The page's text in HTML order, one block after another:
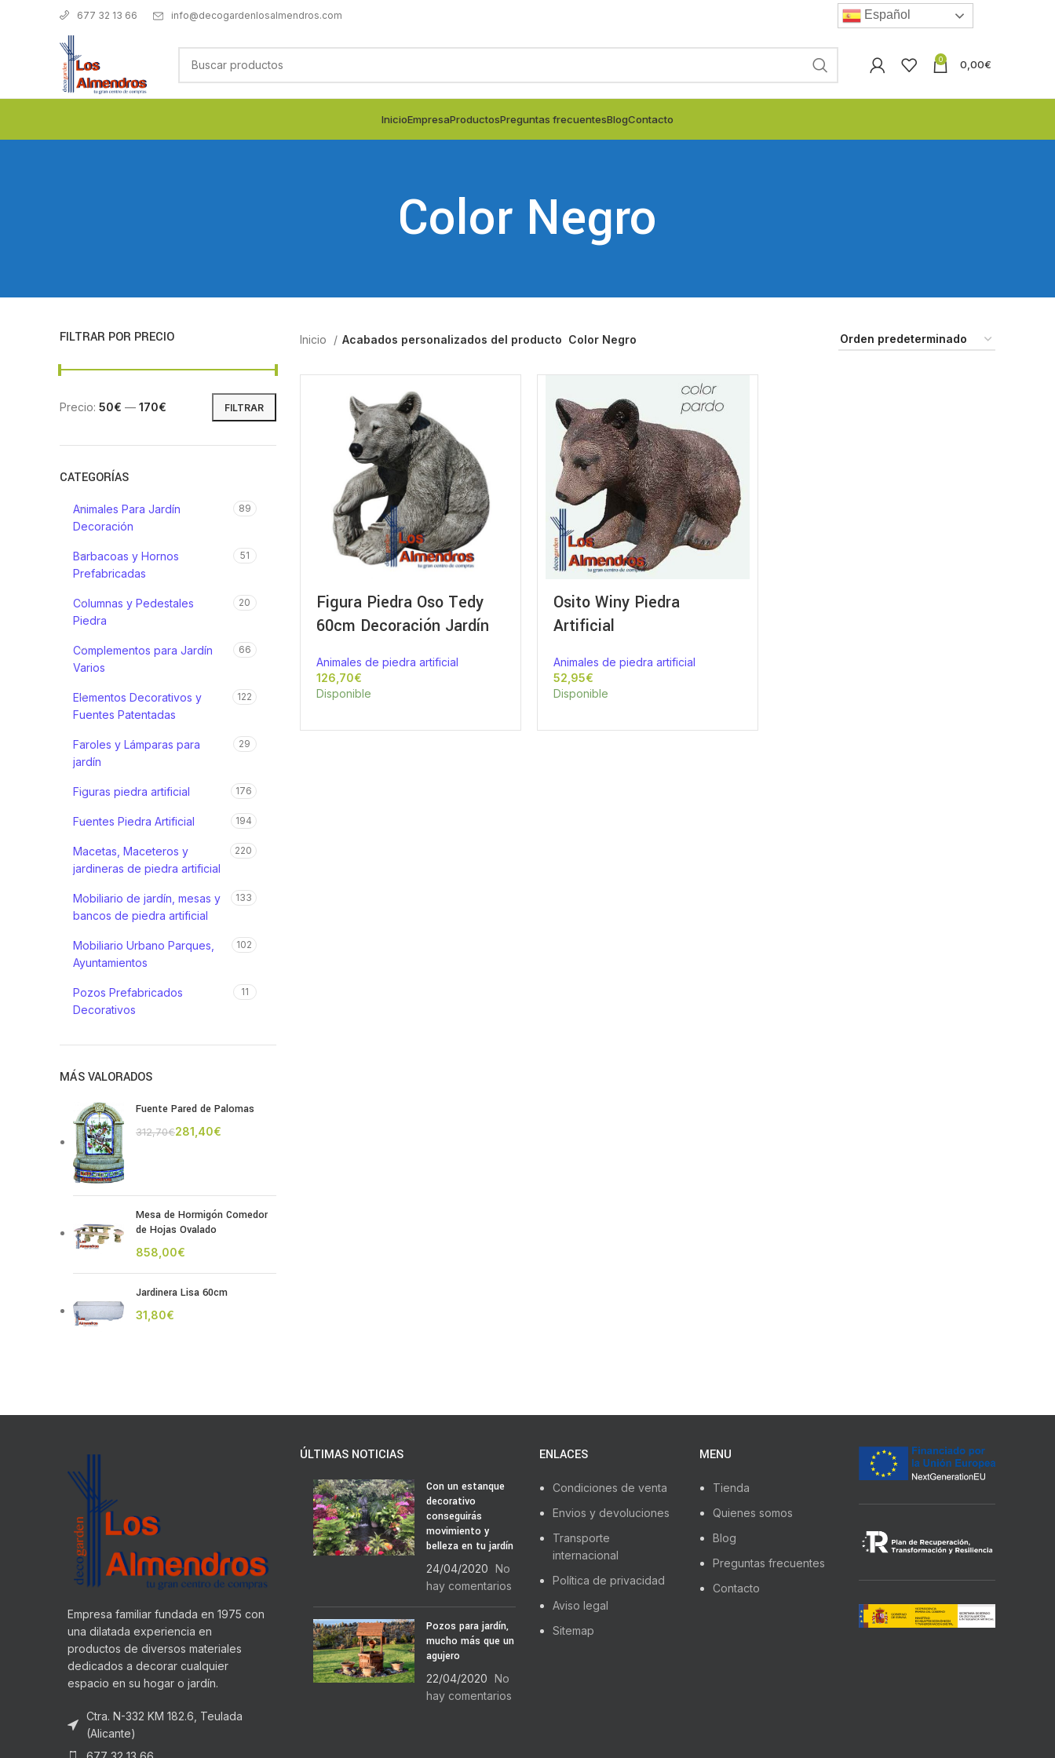
677 32 13 66 info@decogardenlosalmendros.com Español
0 0,00€
InicioEmpresaProductosPreguntas frecuentesBlogContacto
Color Negro
FILTRAR POR PRECIO
FILTRAR
Precio: 50€ — 170€
CATEGORÍAS
Animales Para Jardín
Decoración
89
Barbacoas y Hornos
Prefabricadas
51
Columnas y Pedestales
Piedra
20
Complementos para Jardín
Varios
66
Elementos Decorativos y
Fuentes Patentadas
122
Faroles y Lámparas para
jardín
29
Figuras piedra artificial 176
Fuentes Piedra Artificial 194
Macetas, Maceteros y
jardineras de piedra artificial
220
Mobiliario de jardín, mesas y
bancos de piedra artificial
133
Mobiliario Urbano Parques,
Ayuntamientos
102
Pozos Prefabricados
Decorativos
11
MÁS VALORADOS
Fuente Pared de Palomas
312,70€281,40€
Mesa de Hormigón Comedor
de Hojas Ovalado
€
Jardinera Lisa 60cm
€
Inicio Acabados personalizados del producto Color Negro
Figura Piedra Oso Tedy
60cm Decoración Jardín
Animales de piedra artificial
€
Disponible
Osito Winy Piedra
Artificial
Animales de piedra artificial
€
Disponible
Empresa familiar fundada en 1975 con
una dilatada experiencia en
productos de diversos materiales
dedicados a decorar cualquier
espacio en su hogar o jardín.
Ctra. N-332 KM 182.6, Teulada
(Alicante)
ÚLTIMAS NOTICIAS
Con un estanque
decorativo
conseguirás
movimiento y
belleza en tu jardín
24/04/2020 No
hay comentarios
Pozos para jardín,
mucho más que un
agujero
22/04/2020 No
hay comentarios
ENLACES
Condiciones de venta
Envios y devoluciones
Transporte
internacional
Política de privacidad
Aviso legal
Sitemap
MENU
Tienda
Quienes somos
Blog
Preguntas frecuentes
Contacto